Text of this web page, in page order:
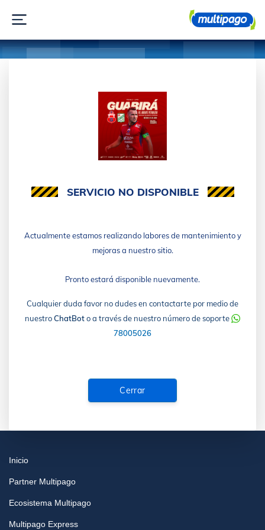
SERVICIO NO DISPONIBLE
Actualmente estamos realizando labores de mantenimiento y
mejoras a nuestro sitio.
Pronto estará disponible nuevamente.
Cualquier duda favor no dudes en contactarte por medio de
nuestroChatBoto a través de nuestro número de soporte
78005026
Cerrar
Inicio
Partner Multipago
Ecosistema Multipago
Multipago Express